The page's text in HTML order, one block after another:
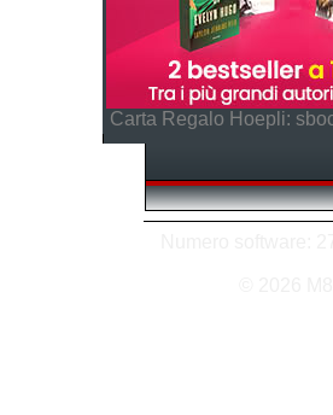
Carta Regalo Hoepli: